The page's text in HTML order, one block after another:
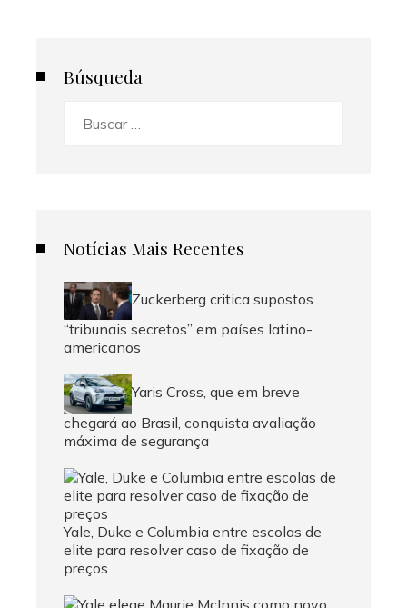
Búsqueda
Notícias Mais Recentes
Zuckerberg critica supostos
“tribunais secretos” em países latino-
americanos
Yaris Cross, que em breve
chegará ao Brasil, conquista avaliação
máxima de segurança
Yale, Duke e Columbia entre escolas de
elite para resolver caso de fixação de
preços